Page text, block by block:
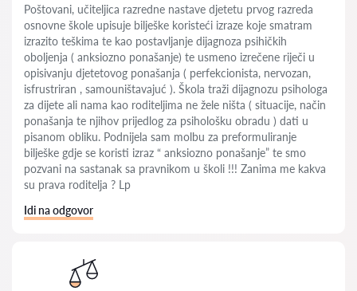
Poštovani, učiteljica razredne nastave djetetu prvog razreda
osnovne škole upisuje bilješke koristeći izraze koje smatram
izrazito teškima te kao postavljanje dijagnoza psihičkih
oboljenja ( anksiozno ponašanje) te usmeno izrečene riječi u
opisivanju djetetovog ponašanja ( perfekcionista, nervozan,
isfrustriran , samouništavajuć ). Škola traži dijagnozu psihologa
za dijete ali nama kao roditeljima ne žele ništa ( situacije, način
ponašanja te njihov prijedlog za psihološku obradu ) dati u
pisanom obliku. Podnijela sam molbu za preformuliranje
bilješke gdje se koristi izraz “ anksiozno ponašanje” te smo
pozvani na sastanak sa pravnikom u školi !!! Zanima me kakva
su prava roditelja ? Lp
Idi na odgovor